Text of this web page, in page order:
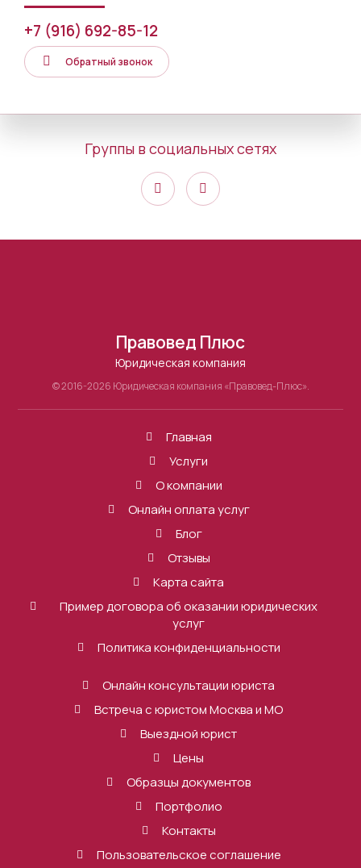
+7 (916) 692-85-12
Обратный звонок
Группы в социальных сетях
Правовед Плюс
Юридическая компания
© 2016-2026 Юридическая компания «Правовед-Плюс».
Главная
Услуги
О компании
Онлайн оплата услуг
Блог
Отзывы
Карта сайта
Пример договора об оказании юридических
услуг
Политика конфиденциальности
Онлайн консультации юриста
Встреча с юристом Москва и МО
Выездной юрист
Цены
Образцы документов
Портфолио
Контакты
Пользовательское соглашение